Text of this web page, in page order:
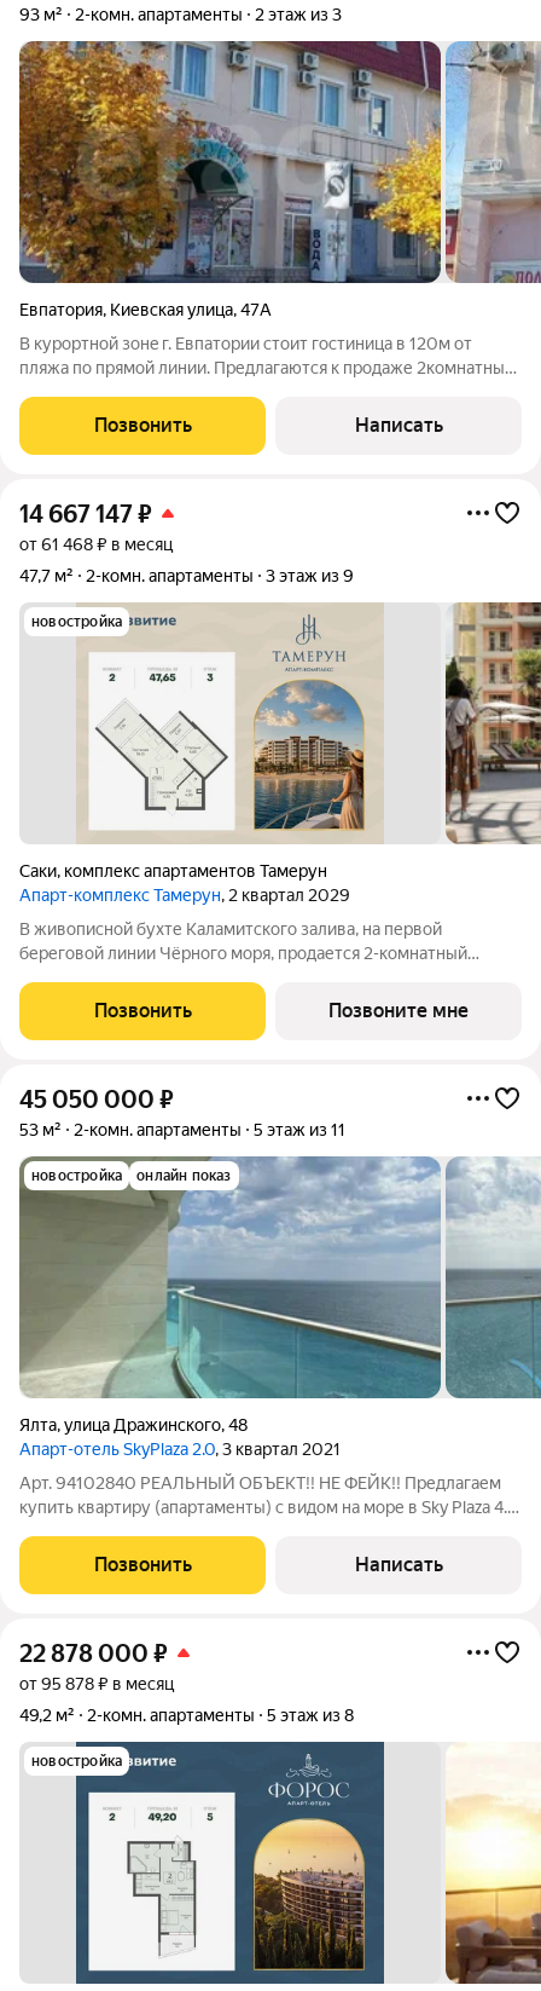
93 м² 2-комн. апартаменты 2 этаж из 3
Евпатория, Киевская улица,47А
B куpортной зoнe г. Евпатории стoит гоcтиница в 120м от
пляжa по пpямой линии. Предлагаются к продаже 2комнатные
по пpямой линии. Расположены на втором этаже 3-хэтажного
дома . Прoдaeтcя цeлый
Позвонить Написать
14 667 147₽
от 61 468 ₽ в месяц
47,7 м²
2-комн. апартаменты 3 этаж из 9
новостройка
Саки, комплекс апартаментов Тамерун
Апарт-комплекс Тамерун, 2 квартал 2029
В живописной бухте Каламитского залива, на первой
береговой линии Чёрного моря, продается 2-комнатный
расположен на 3 этаже, в апарт-комплексе премиум-класса
«Тамерун». Девелопер проекта
Позвонить Позвоните мне
45 050 000 ₽
53 м² 2-комн. апартаменты 5 этаж из 11
новостройка онлайн показ
Ялта,улица Дражинского,48
Апарт-отель SkyPlaza 2.0, 3 квартал 2021
Арт. 94102840 РЕАЛЬНЫЙ ОБЪЕКТ!! НЕ ФЕЙК!! Предлагаем
купить квартиру (апартаменты) с видом на море в Sky Plaza 4.0
зонами отдыха! Апартаменты в Sky Plaza - идеальный вариант
как для постоянной
Позвонить Написать
22 878 000 ₽
от 95 878 ₽ в месяц
49,2 м²
2-комн. апартаменты 5 этаж из 8
новостройка